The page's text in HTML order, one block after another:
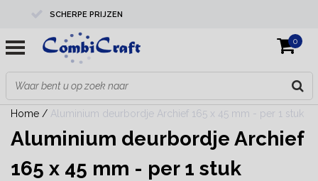
SCHERPE PRIJZEN
PROFESSIONELE KWALITEIT
EXPERTS IN MAATWERK
0
Home / Aluminium deurbordje Archief 165 x 45 mm - per 1 stuk
Aluminium deurbordje Archief
165 x 45 mm - per 1 stuk